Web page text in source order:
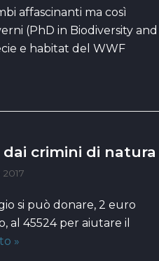
affascinanti ma così
(PhD in Biodiversity and
e habitat del WWF
dai crimini di natura
si può donare, 2 euro
al 45524 per aiutare il
»